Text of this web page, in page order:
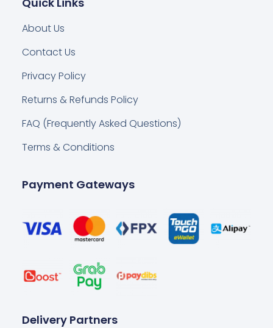
About Us
Contact Us
Privacy Policy
Returns & Refunds Policy
FAQ (Frequently Asked Questions)
Terms & Conditions
Payment Gateways
Delivery Partners